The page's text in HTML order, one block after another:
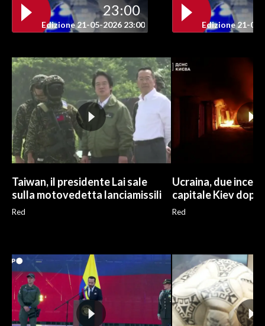
23:00
Edizione 21-05-2026 23:00 Edizione 21-05-
Taiwan, il presidente Lai sale
sulla motovedetta lanciamissili
Red
Ucraina, due
capitale Kiev
Red